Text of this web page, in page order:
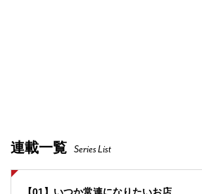
連載一覧 Series List